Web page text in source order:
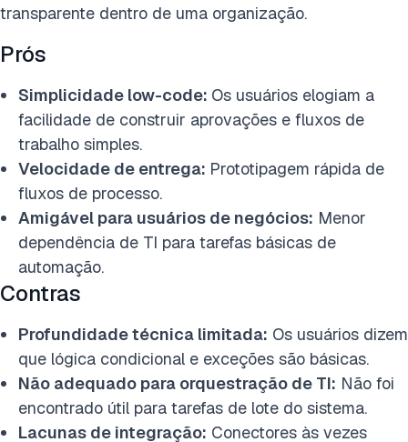
transparente dentro de uma organização.
Prós
Simplicidade low-code: Os usuários elogiam a
facilidade de construir aprovações e fluxos de
trabalho simples.
Velocidade de entrega: Prototipagem rápida de
fluxos de processo.
Amigável para usuários de negócios: Menor
dependência de TI para tarefas básicas de
automação.
Contras
Profundidade técnica limitada: Os usuários dizem
que lógica condicional e exceções são básicas.
Não adequado para orquestração de TI: Não foi
encontrado útil para tarefas de lote do sistema.
Lacunas de integração: Conectores às vezes